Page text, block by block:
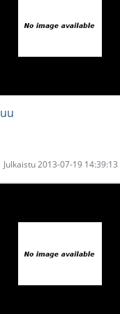
Julkaistu 2013-07-19